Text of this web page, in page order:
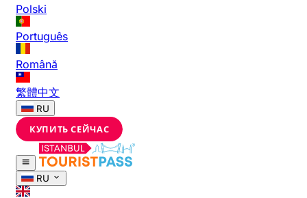
Polski
Português
Română
繁體中文
RU
КУПИТЬ СЕЙЧАС
RU